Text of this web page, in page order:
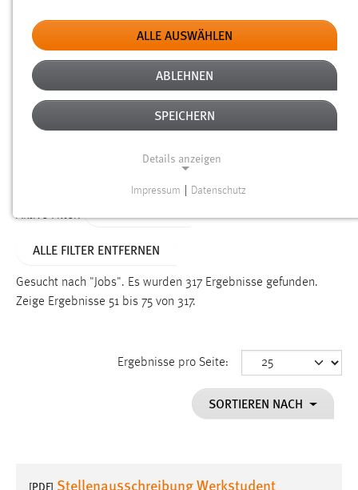
Typ
Erstellungsdatum
Alter
Aktive Filter:
ALLE FILTER ENTFERNEN
Gesucht nach "Jobs". Es wurden 317 Ergebnisse gefunden.
Zeige Ergebnisse 51 bis 75 von 317.
Ergebnisse pro Seite:
SORTIEREN NACH
[PDF] Stellenausschreibung Werkstudent
ALLE AUSWÄHLEN
ABLEHNEN
SPEICHERN
Details anzeigen
Funktionen und sind für die einwandfreie Funktion der
Einverständnis
cookie_consent
Dieser Cookie speichert die ausgewählten Einverständnis-
Impressum Datenschutz